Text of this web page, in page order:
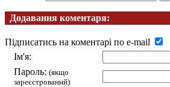
Додавання коментаря:
Підписатись на коментарі по e-mail
Ім'я:
Пароль: (якщо
зареєстрований)